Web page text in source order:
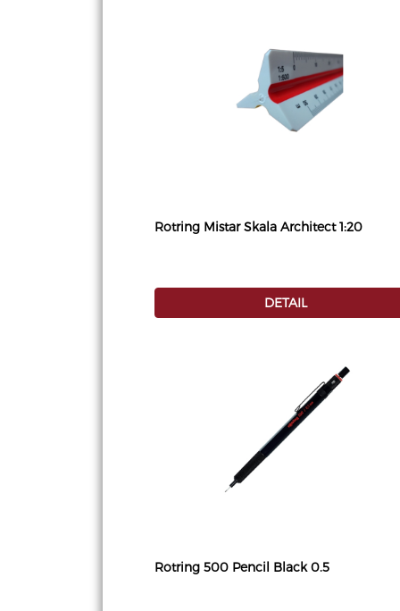
Rotring Mistar Skala Architect 1:20
DETAIL
Rotring 500 Pencil Black 0.5